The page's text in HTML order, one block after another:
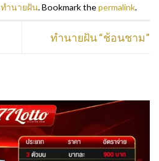
ทำนายฝัน. Bookmark thepermalink.
ทำนายฝัน “ช้อนชาม”